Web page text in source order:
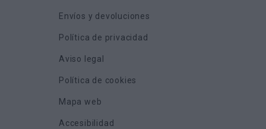
Envíos y devoluciones
Política de privacidad
Aviso legal
Política de cookies
Mapa web
Accesibilidad